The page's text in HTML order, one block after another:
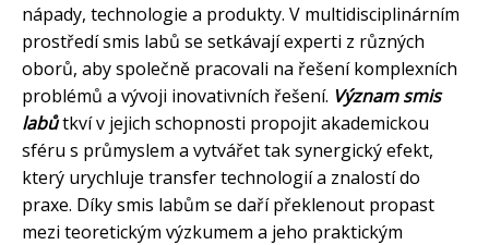
nápady, technologie a produkty. V multidisciplinárním
prostředí smis labů se setkávají experti z různých
oborů, aby společně pracovali na řešení komplexních
problémů a vývoji inovativních řešení. Význam smis
labůtkví v jejich schopnosti propojit akademickou
sféru s průmyslem a vytvářet tak synergický efekt,
který urychluje transfer technologií a znalostí do
praxe. Díky smis labům se daří překlenout propast
mezi teoretickým výzkumem a jeho praktickým